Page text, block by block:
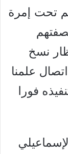
تحت إمرة
نسخ
علمنا
فورا